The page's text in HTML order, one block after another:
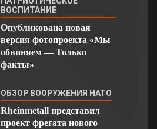
ВОСПИТАНИЕ
Опубликована новая
версия фотопроекта «Мы
обвиняем — Только
факты»
ОБЗОР ВООРУЖЕНИЯ НАТО
Rheinmetall представил
проект фрегата нового